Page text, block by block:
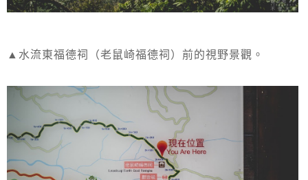
▲水流東福德祠（老鼠崎福德祠）前的視野景觀。